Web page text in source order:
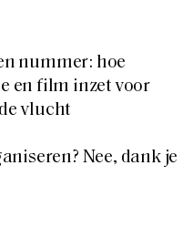
nummer: hoe
en film inzet voor
vlucht
Nee, dank je